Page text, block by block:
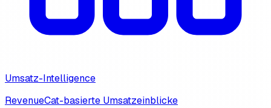
Umsatz-Intelligence
RevenueCat-basierte Umsatzeinblicke